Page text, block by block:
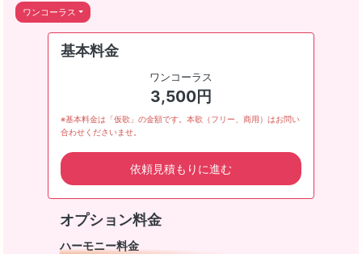
ワンコーラス
基本料金
ワンコーラス
3,500円
※基本料金は「仮歌」の金額です。本歌（フリー、商用）はお問い
合わせくださいませ。
依頼見積もりに進む
オプション料金
ハーモニー料金